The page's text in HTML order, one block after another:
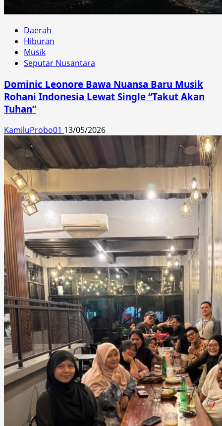
Daerah
Hiburan
Musik
Seputar Nusantara
Dominic Leonore Bawa Nuansa Baru Musik
Rohani Indonesia Lewat Single “Takut Akan
Tuhan”
KamiluProbo01 13/05/2026